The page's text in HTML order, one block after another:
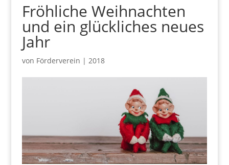
Fröhliche Weihnachten
und ein glückliches neues
Jahr
von Förderverein | 2018